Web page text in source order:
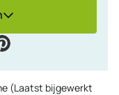
pinterest
(Laatst bijgewerkt